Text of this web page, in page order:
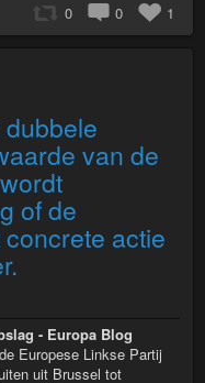
0 0 1
van de
of de
actie
- Europa Blog
Europese Linkse Partij
uit Brussel tot